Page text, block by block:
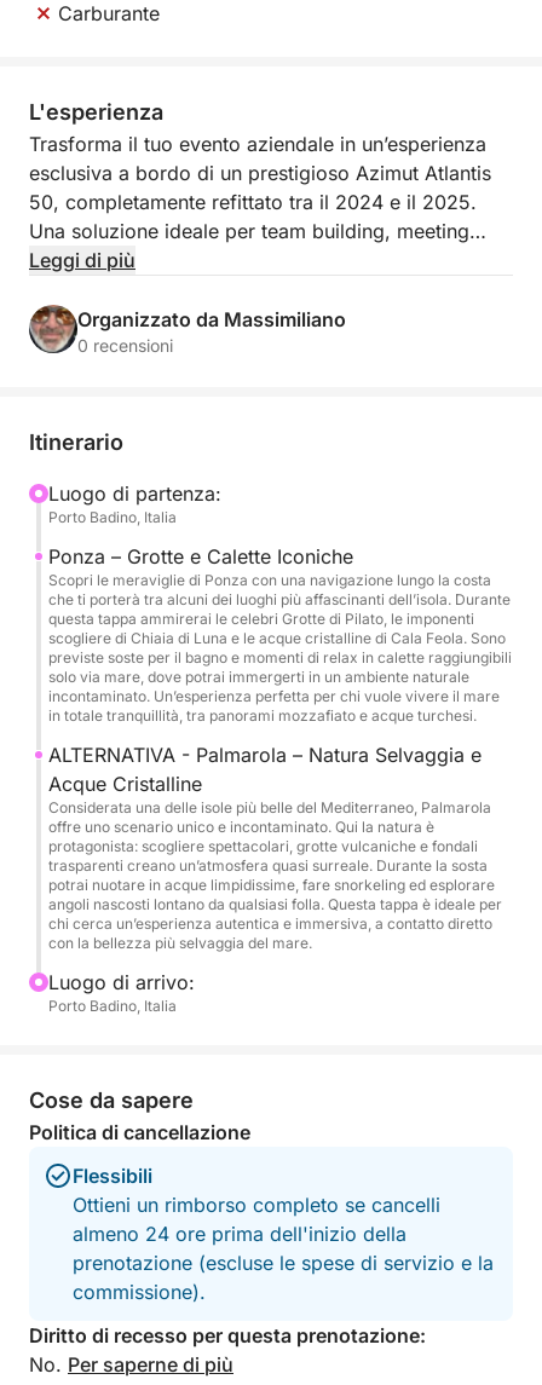
Carburante
L'esperienza
Trasforma il tuo evento aziendale in un’esperienza
esclusiva a bordo di un prestigioso Azimut Atlantis
50, completamente refittato tra il 2024 e il 2025.
Una soluzione ideale per team building, meeting
informali o momenti di networking in un contesto
La giornata inizia con partenza dal Porto Badino alle
acque cristalline e calette nascoste . Durante la
condivisione autentica, lontano dall’ambiente
lavorativo tradizionale.
Gli ampi spazi dello yacht, tra zone prendisole e
area conviviale, offrono il setting perfetto per
favorire relazioni e collaborazione in modo naturale.
A bordo è previsto un aperitivo per accompagnare
la giornata, creando un’atmosfera piacevole e
informale.
Comfort, design e tecnologia si uniscono per
garantire un’esperienza di alto livello, adatta a
gruppi fino a 12 persone. Il rientro è previsto nel
pomeriggio, dopo una giornata che combina
perfettamente lavoro, relax e ispirazione.
Un modo originale ed efficace per rafforzare il team
e lasciare un ricordo memorabile.
Leggi di più
Organizzato da Massimiliano
0 recensioni
Itinerario
Luogo di partenza:
Porto Badino, Italia
Ponza – Grotte e Calette Iconiche
Scopri le meraviglie di Ponza con una navigazione lungo la costa
che ti porterà tra alcuni dei luoghi più affascinanti dell’isola. Durante
questa tappa ammirerai le celebri Grotte di Pilato, le imponenti
scogliere di Chiaia di Luna e le acque cristalline di Cala Feola. Sono
previste soste per il bagno e momenti di relax in calette raggiungibili
solo via mare, dove potrai immergerti in un ambiente naturale
incontaminato. Un’esperienza perfetta per chi vuole vivere il mare
in totale tranquillità, tra panorami mozzafiato e acque turchesi.
ALTERNATIVA - Palmarola – Natura Selvaggia e
Acque Cristalline
Considerata una delle isole più belle del Mediterraneo, Palmarola
offre uno scenario unico e incontaminato. Qui la natura è
protagonista: scogliere spettacolari, grotte vulcaniche e fondali
trasparenti creano un’atmosfera quasi surreale. Durante la sosta
potrai nuotare in acque limpidissime, fare snorkeling ed esplorare
angoli nascosti lontano da qualsiasi folla. Questa tappa è ideale per
chi cerca un’esperienza autentica e immersiva, a contatto diretto
con la bellezza più selvaggia del mare.
Luogo di arrivo:
Porto Badino, Italia
Cose da sapere
Politica di cancellazione
Flessibili
Ottieni un rimborso completo se cancelli
almeno 24 ore prima dell'inizio della
prenotazione (escluse le spese di servizio e la
commissione).
Diritto di recesso per questa prenotazione:
No. Per saperne di più